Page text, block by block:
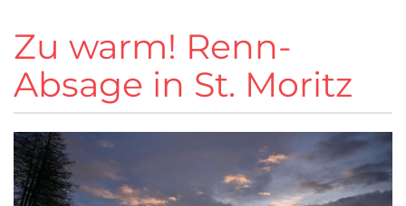
Zu warm! Renn-
Absage in St. Moritz